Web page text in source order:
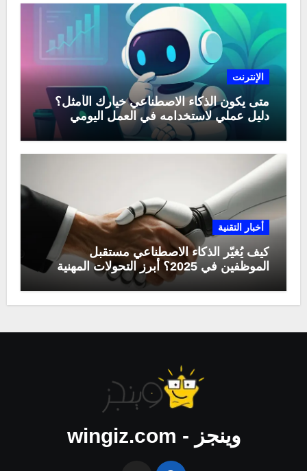
الإنترنت
متى يكون الذكاء الاصطناعي خيارك الأمثل؟
دليل عملي لاستخدامه في العمل اليومي
أخبار التقنية
كيف يُغيّر الذكاء الاصطناعي مستقبل
الموظفين في 2025؟ أبرز التحولات المهنية
وينجز - wingiz.com